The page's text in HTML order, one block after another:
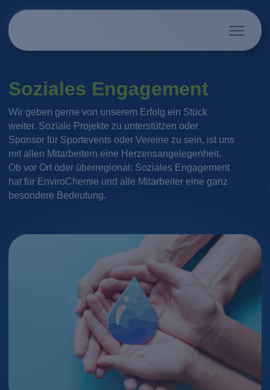
Soziales Engagement
Wir geben gerne von unserem Erfolg ein Stück
weiter. Soziale Projekte zu unterstützen oder
Sponsor für Sportevents oder Vereine zu sein, ist uns
mit allen Mitarbeitern eine Herzensangelegenheit.
Ob vor Ort oder überregional: Soziales Engagement
hat für EnviroChemie und alle Mitarbeiter eine ganz
besondere Bedeutung.